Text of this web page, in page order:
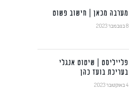
מערבה מכאן | חישוב פשוט
8 בנובמבר 2023
פלייליסט | שיטוט אנגלי
בעריכת בועז כהן
4 באוקטובר 2023